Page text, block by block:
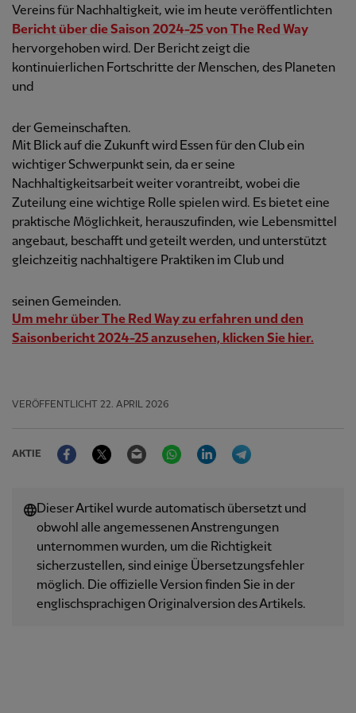
Vereins für Nachhaltigkeit, wie im heute veröffentlichten
Bericht über die Saison 2024-25 von The Red Way
hervorgehoben wird. Der Bericht zeigt die
kontinuierlichen Fortschritte der Menschen, des Planeten
und
der Gemeinschaften.
Mit Blick auf die Zukunft wird Essen für den Club ein
wichtiger Schwerpunkt sein, da er seine
Nachhaltigkeitsarbeit weiter vorantreibt, wobei die
Zuteilung eine wichtige Rolle spielen wird. Es bietet eine
praktische Möglichkeit, herauszufinden, wie Lebensmittel
angebaut, beschafft und geteilt werden, und unterstützt
gleichzeitig nachhaltigere Praktiken im Club und
seinen Gemeinden.
Um mehr über The Red Way zu erfahren und den
Saisonbericht 2024-25 anzusehen, klicken Sie hier.
VERÖFFENTLICHT 22. APRIL 2026
AKTIE
FacebookTwitter Email WhatsAppLinkedIn
Dieser Artikel wurde automatisch übersetzt und
obwohl alle angemessenen Anstrengungen
unternommen wurden, um die Richtigkeit
sicherzustellen, sind einige Übersetzungsfehler
möglich. Die offizielle Version finden Sie in der
englischsprachigen Originalversion des Artikels.